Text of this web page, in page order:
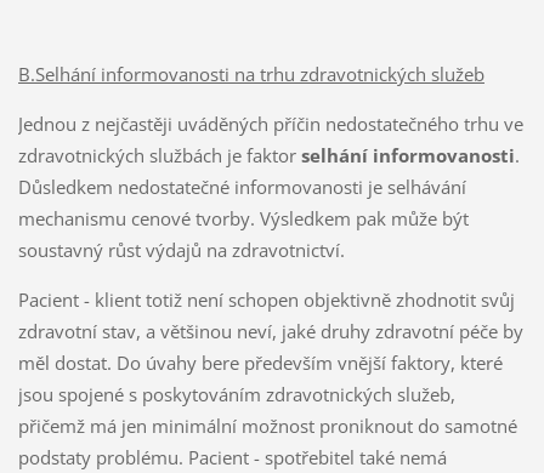
B.Selhání informovanosti na trhu zdravotnických služeb
Jednou z nejčastěji uváděných příčin nedostatečného trhu ve
zdravotnických službách je faktor selhání informovanosti.
Důsledkem nedostatečné informovanosti je selhávání
mechanismu cenové tvorby. Výsledkem pak může být
soustavný růst výdajů na zdravotnictví.
Pacient - klient totiž není schopen objektivně zhodnotit svůj
zdravotní stav, a většinou neví, jaké druhy zdravotní péče by
měl dostat. Do úvahy bere především vnější faktory, které
jsou spojené s poskytováním zdravotnických služeb,
přičemž má jen minimální možnost proniknout do samotné
podstaty problému. Pacient - spotřebitel také nemá